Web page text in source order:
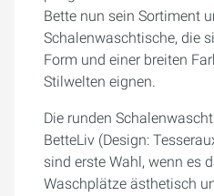
Bette nun sein Sortiment
Schalenwaschtische, die
Form und einer breiten
Stilwelten eignen.
Die runden
BetteLiv (Design:
sind erste Wahl, wenn es
Waschplätze ästhetisch